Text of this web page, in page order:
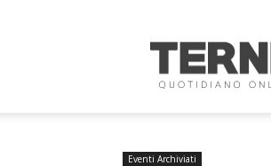
Oggi
Eventi Archiviati